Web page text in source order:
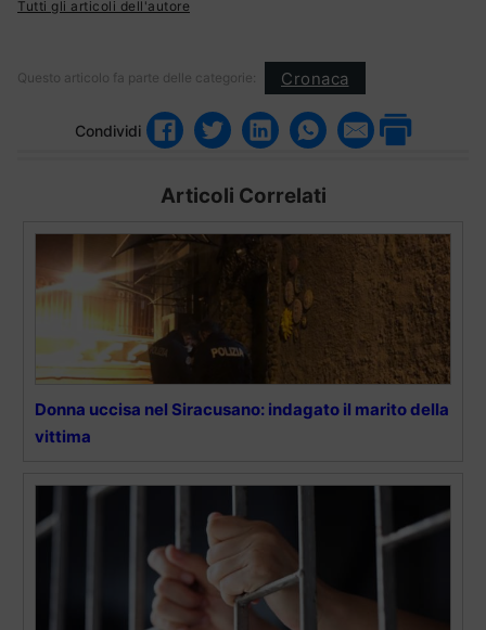
Tutti gli articoli dell'autore
Questo articolo fa parte delle categorie: Cronaca
Condividi
Articoli Correlati
Donna uccisa nel Siracusano: indagato il marito della
vittima